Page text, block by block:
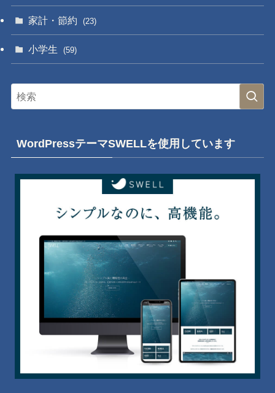
家計・節約 (23)
小学生 (59)
WordPressテーマSWELLを使用しています